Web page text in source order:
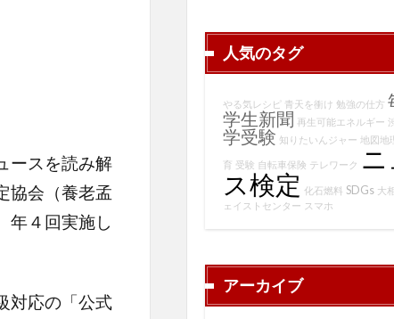
ースを読み解
協会（養老孟
年４回実施し
対応の「公式
人気のタグ
やる気レシピ 青天を衝け 勉強の仕方
学生新聞 再生可能エネルギー
学受験 知りたいんジャー 地図地
育 受験 自転車保険 テレワーク
ス検定 化石燃料 SDGs 大
ェイストセンター スマホ
アーカイブ